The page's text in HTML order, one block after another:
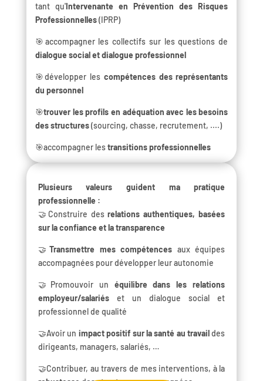
tant qu'Intervenante en Prévention des Risques
Professionnelles(IPRP)
🎯accompagner les collectifs sur les questions de
dialogue social et dialogue professionnel
🎯développer les compétences des représentants
du personnel
🎯trouver les profils en adéquation avec les besoins
des structures(sourcing, chasse, recrutement, ....)
🎯accompagner lestransitions professionnelles
Plusieurs valeurs guident ma pratique
professionnelle :
🤝Construire desrelations authentiques, basées
sur la confiance et la transparence
🤝Transmettre mes compétences aux équipes
accompagnées pour développer leur autonomie
🤝Promouvoir un équilibre dans les relations
employeur/salariéset un dialogue social et
professionnel de qualité
🤝Avoir un impact positif sur la santé au travaildes
dirigeants, managers, salariés, …
🤝Contribuer, au travers de mes interventions, à la